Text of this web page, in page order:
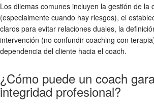
Los dilemas comunes incluyen la gestión de la
(especialmente cuando hay riesgos), el
claros para evitar relaciones duales, la
intervención (no confundir coaching con
dependencia del cliente hacia el coach.
¿Cómo puede un coach
integridad profesional?